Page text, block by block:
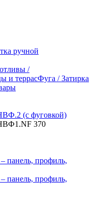
ручной
/
и террасФуга / Затирка
(с фуговкой)
370